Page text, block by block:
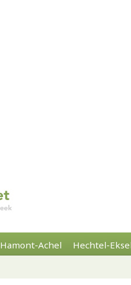
Hamont-Achel Hechtel-